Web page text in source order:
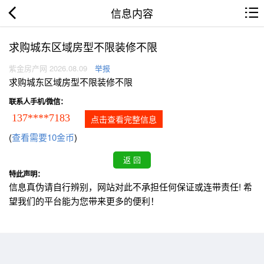
信息内容
求购城东区域房型不限装修不限
紫金房产网 2026.08.09 举报
求购城东区域房型不限装修不限
联系人手机/微信：
137****7183 点击查看完整信息
(查看需要10金币)
特此声明：
信息真伪请自行辨别，网站对此不承担任何保证或连带责任! 希
望我们的平台能为您带来更多的便利！